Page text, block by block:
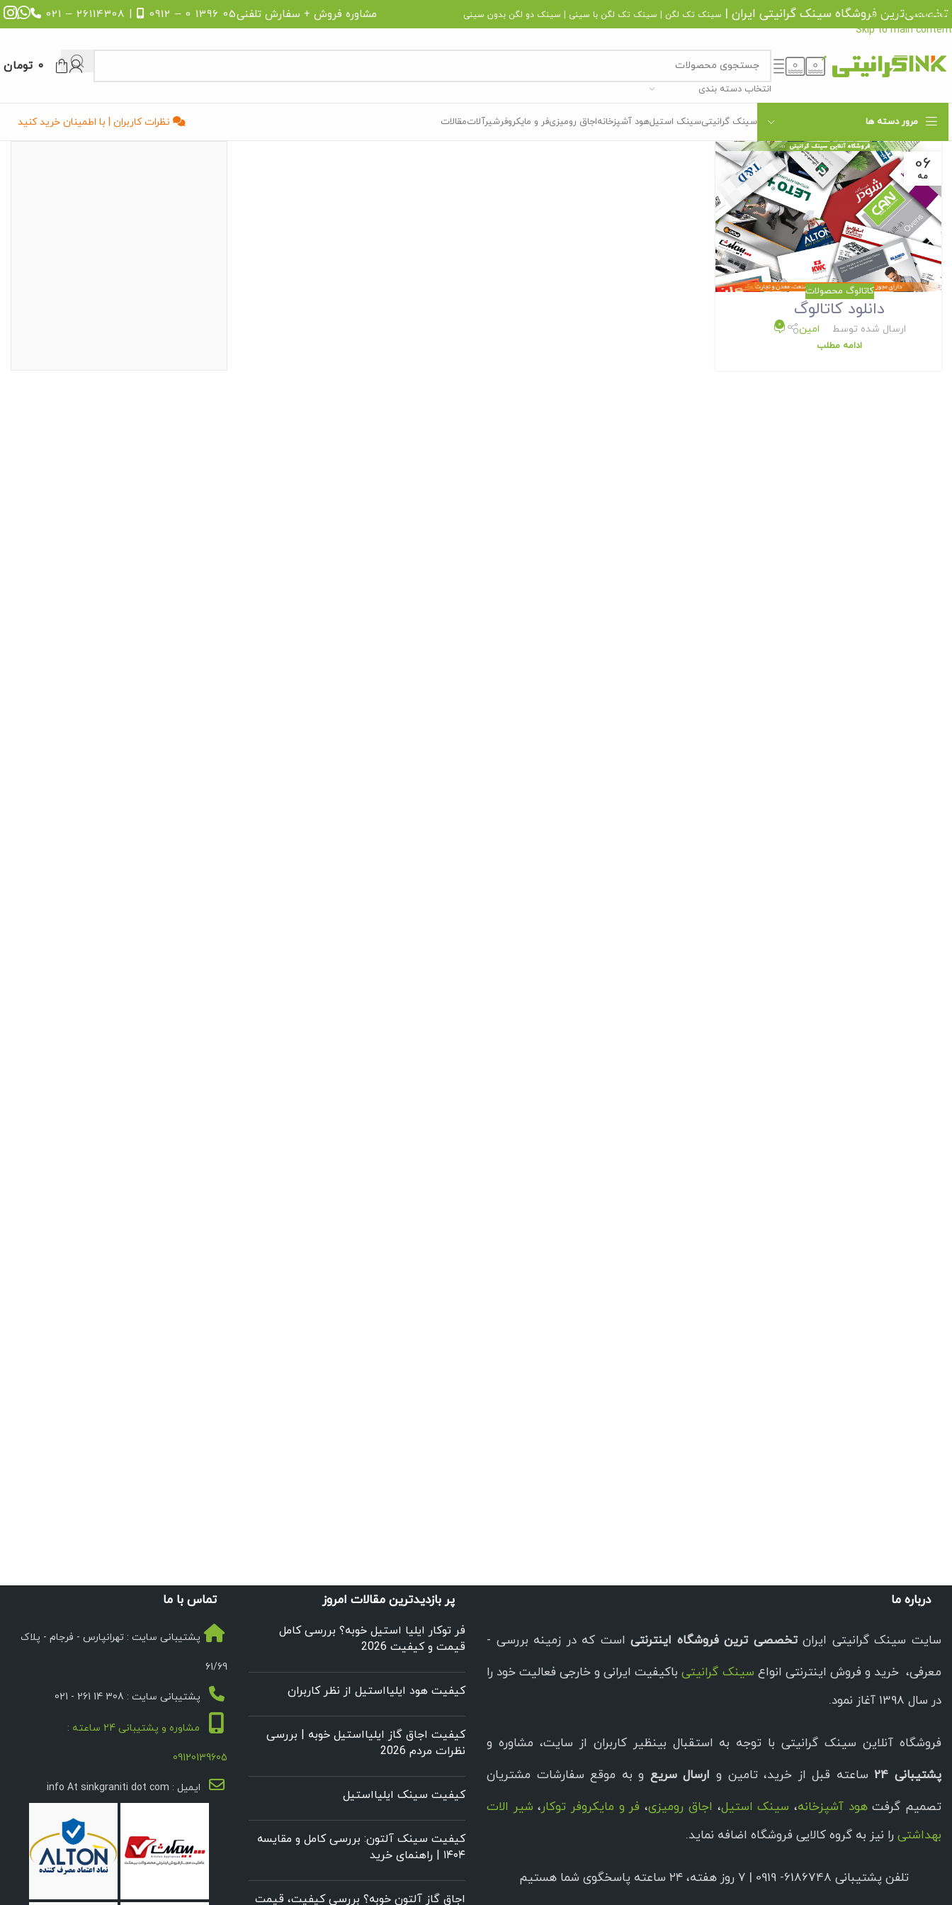
Skip to navigation
Skip to main content
تخصصی‌ترین فروشگاه سینک گرانیتی ایران | سینک تک لگن سینک تک لگن با سینی سینک دو لگن بدون سینی مشاوره فروش + سفارش تلفنی05 1396 0 – 0912
| 26114308 – 021
انتخاب دسته بندی
0 تومان
مرور دسته ها سینک گرانیتیسینک استیلهود آشپزخانهاجاق رومیزیفر و مایکروفرشیرآلاتمقالات نظرات کاربران | با اطمینان خرید کنید
06
مه
کاتالوگ محصولات
دانلود کاتالوگ
ارسال شده توسط امین 0
ادامه مطلب
درباره ما
سایت سینک گرانیتی ایرانتخصصی ترین فروشگاه اینترنتیاست که در زمینه بررسی -
معرفی، خرید و فروش اینترنتی انواع سینک گرانیتیباکیفیت ایرانی و خارجی فعالیت خود را
در سال 1398 آغاز نمود.
فروشگاه آنلاین سینک گرانیتی با توجه به استقبال بینظیر کاربران از سایت، مشاوره و
پشتیبانی 24
ساعته قبل از خرید، تامین و ارسال سریع و به موقع سفارشات مشتریان
تصمیم گرفتهود آشپزخانه، سینک استیل، اجاق رومیزی، فر و مایکروفر توکار، شیر الات
بهداشتی را نیز به گروه کالایی فروشگاه اضافه نماید.
تلفن پشتیبانی 6186748- 0919 | ۷ روز هفته، ۲۴ ساعته پاسخگوی شما هستیم
پر بازدیدترین مقالات امروز
فر توکار ایلیا استیل خوبه؟ بررسی کامل
قیمت و کیفیت 2026
کیفیت هود ایلیااستیل از نظر کاربران
کیفیت اجاق گاز ایلیااستیل خوبه | بررسی
نظرات مردم 2026
کیفیت سینک ایلیااستیل
کیفیت سینک آلتون: بررسی کامل و مقایسه
۱۴۰۴ | راهنمای خرید
اجاق گاز آلتون خوبه؟ بررسی کیفیت، قیمت
تماس با ما
پشتیبانی سایت : تهرانپارس - فرجام - پلاک
61/69
پشتیبانی سایت : 308 14 261 - 021
مشاوره و پشتیبانی 24 ساعته :
09120139605
ایمیل : info At sinkgraniti dot com